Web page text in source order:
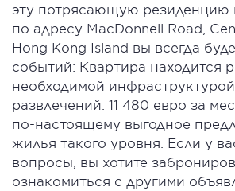
эту потрясающую резиденцию
по адресу MacDonnell Road,
Hong Kong Island вы всегда
событий: Квартира находится
необходимой
развлечений. 11 480 евро за
по-настоящему выгодное
жилья такого уровня. Если у
вопросы, вы хотите
ознакомиться с другими